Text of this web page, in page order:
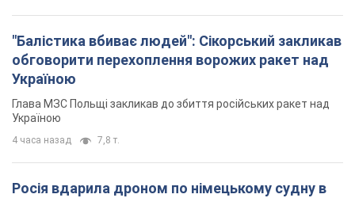
"Балістика вбиває людей": Сікорський закликав
обговорити перехоплення ворожих ракет над
Україною
Глава МЗС Польщі закликав до збиття російських ракет над
Україною
4 часа назад 7,8 т.
Росія вдарила дроном по німецькому судну в